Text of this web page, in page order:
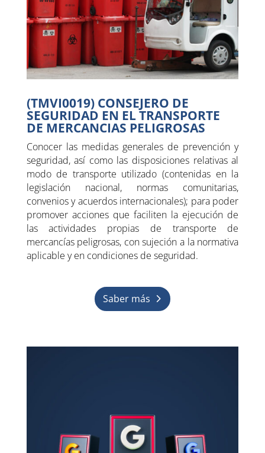
(TMVI0019) CONSEJERO DE
SEGURIDAD EN EL TRANSPORTE
DE MERCANCIAS PELIGROSAS
Conocer las medidas generales de prevención y
seguridad, así como las disposiciones relativas al
modo de transporte utilizado (contenidas en la
legislación nacional, normas comunitarias,
convenios y acuerdos internacionales); para poder
promover acciones que faciliten la ejecución de
las actividades propias de transporte de
mercancías peligrosas, con sujeción a la normativa
aplicable y en condiciones de seguridad.
Saber más